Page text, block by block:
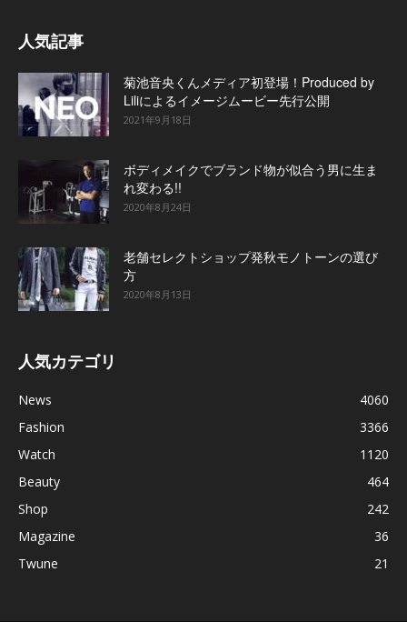
人気記事
菊池音央くんメディア初登場！Produced by
Liliによるイメージムービー先行公開
2021年9月18日
ボディメイクでブランド物が似合う男に生ま
れ変わる!!
2020年8月24日
老舗セレクトショップ発秋モノトーンの選び
方
2020年8月13日
人気カテゴリ
News
4060
Fashion
3366
Watch
1120
Beauty
464
Shop
242
Magazine
36
Twune
21